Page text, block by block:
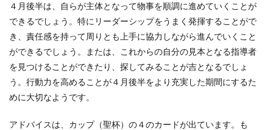
４月後半は、自らが主体となって物事を順調に進めていくことが
できるでしょう。特にリーダーシップをうまく発揮することがで
き、責任感を持って周りとも上手に協力しながら進んでいくこと
ができるでしょう。または、これからの自分の見本となる指導者
を見つけることができたり、探してみることが吉となるでしょ
う。行動力を高めることが４月後半をより充実した期間にするた
めに大切なようです。
アドバイスは、カップ（聖杯）の４のカードが出ています。も